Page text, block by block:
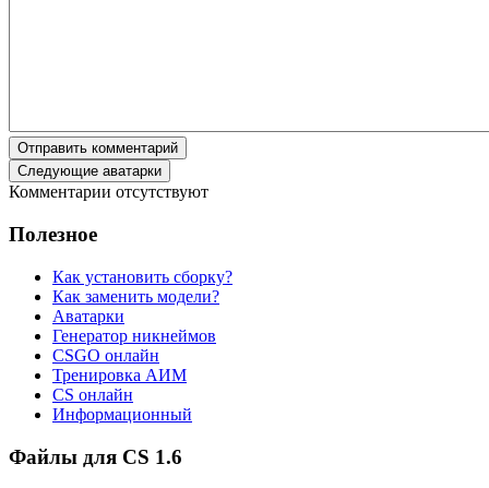
Отправить комментарий
Следующие аватарки
Комментарии отсутствуют
Полезное
Как установить сборку?
Как заменить модели?
Аватарки
Генератор никнеймов
CSGO онлайн
Тренировка АИМ
CS онлайн
Информационный
Файлы для CS 1.6